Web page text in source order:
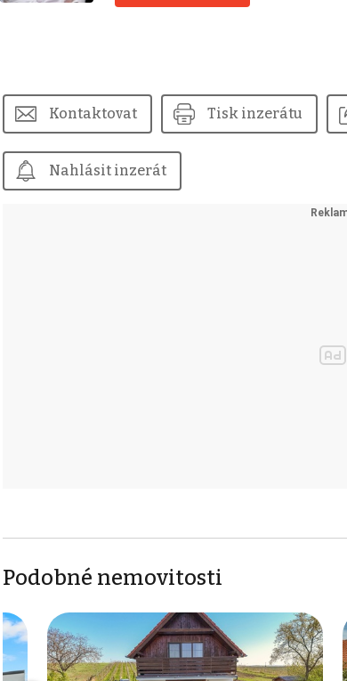
Kontaktovat Tisk inzerátu
Nahlásit inzerát
Podobné nemovitosti